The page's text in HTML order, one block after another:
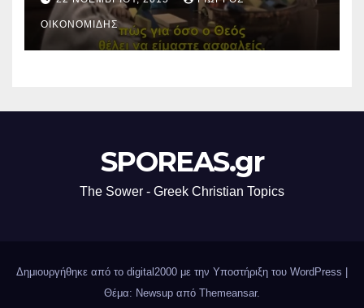
ΟΙΚΟΝΟΜΊΔΗΣ
SPOREAS.gr
The Sower - Greek Christian Topics
Δημιουργήθηκε από το digital2000 με την Υποστήριξη του WordPress
Θέμα: Newsup από Themeansar.